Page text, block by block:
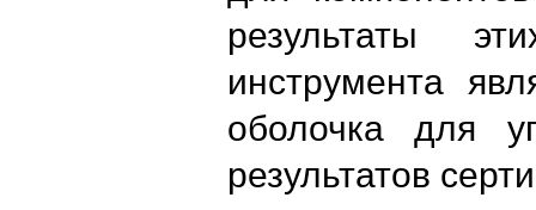
результаты
инструмента
оболочка для
результатов